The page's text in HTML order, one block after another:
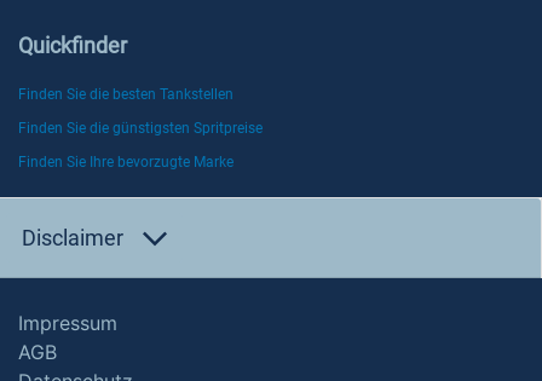
Quickfinder
Finden Sie die besten Tankstellen
Finden Sie die günstigsten Spritpreise
Finden Sie Ihre bevorzugte Marke
Disclaimer
Impressum
AGB